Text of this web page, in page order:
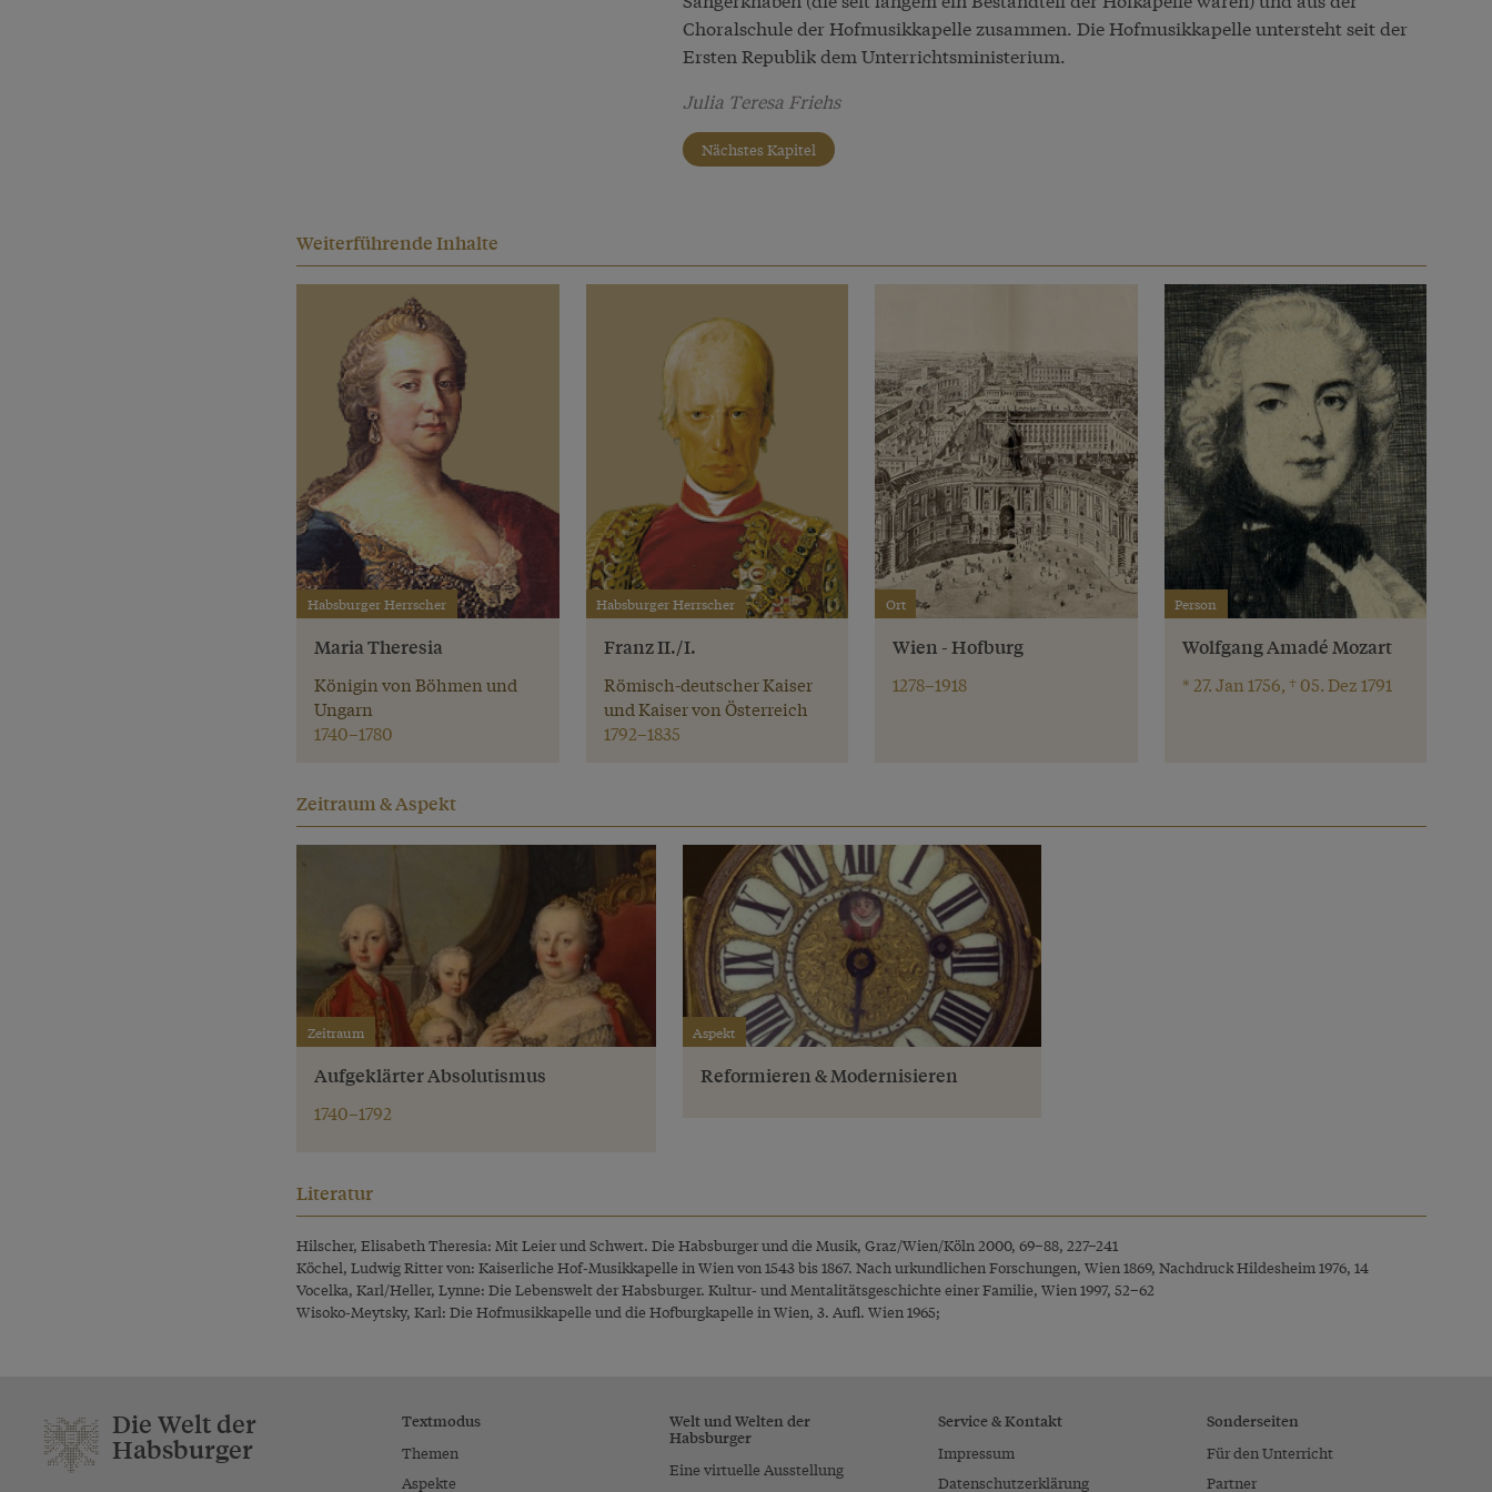
Choralschule der Hofmusikkapelle zusammen. Die Hofmusikkapelle untersteht seit der
Ersten Republik dem Unterrichtsministerium.
Julia Teresa Friehs
Nächstes Kapitel
Weiterführende Inhalte
Habsburger Herrscher
Maria Theresia
Königin von Böhmen und
Ungarn
1740–1780
Habsburger Herrscher
Franz II./I.
Römisch-deutscher Kaiser
und Kaiser von Österreich
1792–1835
Ort
Wien - Hofburg
1278–1918
Person
Wolfgang Amadé Mozart
* 27. Jan 1756, † 05. Dez 1791
Zeitraum & Aspekt
Zeitraum
Aufgeklärter Absolutismus
1740–1792
Aspekt
Reformieren & Modernisieren
Literatur
Hilscher, Elisabeth Theresia: Mit Leier und Schwert. Die Habsburger und die Musik, Graz/Wien/Köln 2000, 69–88, 227–241
Köchel, Ludwig Ritter von: Kaiserliche Hof-Musikkapelle in Wien von 1543 bis 1867. Nach urkundlichen Forschungen, Wien 1869, Nachdruck Hildesheim 1976, 14
Vocelka, Karl/Heller, Lynne: Die Lebenswelt der Habsburger. Kultur- und Mentalitätsgeschichte einer Familie, Wien 1997, 52–62
Wisoko-Meytsky, Karl: Die Hofmusikkapelle und die Hofburgkapelle in Wien, 3. Aufl. Wien 1965;
Die Welt der
Habsburger
Textmodus
Themen
Aspekte
Welt und Welten der
Habsburger
Eine virtuelle Ausstellung
Service & Kontakt
Impressum
Datenschutzerklärung
Sonderseiten
Für den Unterricht
Partner